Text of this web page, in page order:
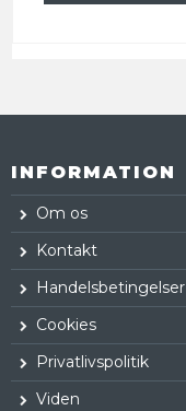
INFORMATION
Om os
Kontakt
Handelsbetingelser
Cookies
Privatlivspolitik
Viden